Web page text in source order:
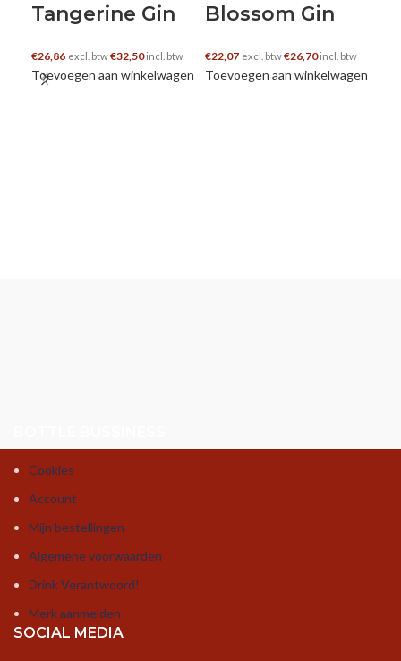
Tangerine Gin
€26,86 excl. btw€32,50incl. btw
Toevoegen aan winkelwagen
Blossom Gin
€22,07 excl. btw€26,70incl. btw
Toevoegen aan winkelwagen
Cookies
Account
Mijn bestellingen
Algemene voorwaarden
Drink Verantwoord!
Merk aanmelden
SOCIAL MEDIA